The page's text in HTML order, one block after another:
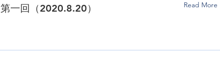
第一回（2020.8.20） Read More